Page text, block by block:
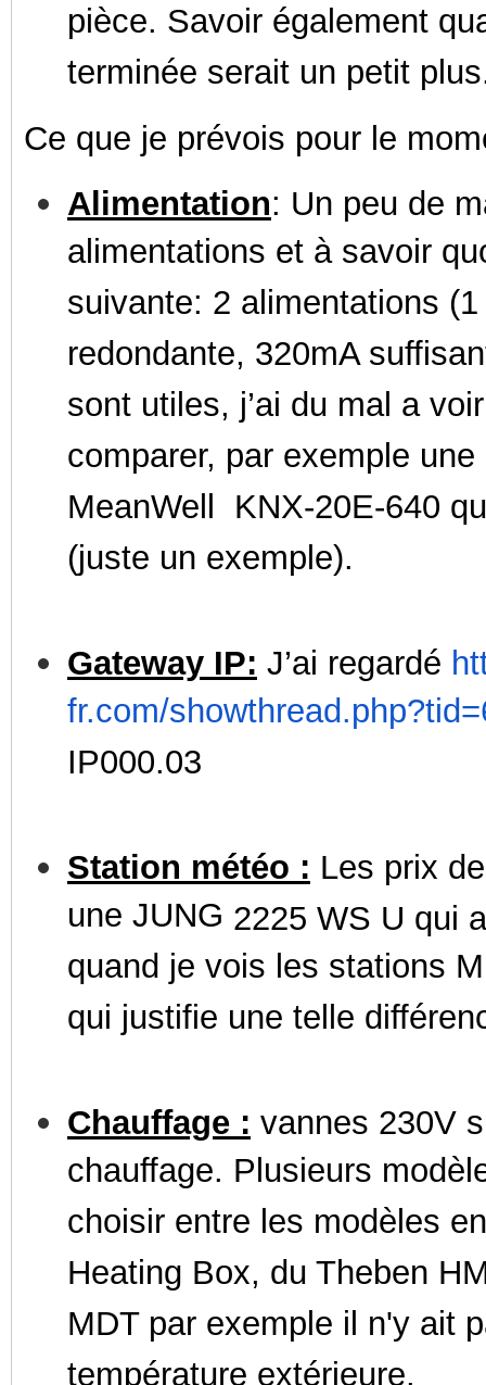
pièce. Savoir également
terminée serait un petit
Ce que je prévois pour le
Alimentation: Un peu de
alimentations et à savoir
suivante: 2 alimentations
redondante, 320mA
sont utiles, j’ai du mal a
comparer, par exemple
MeanWell KNX-20E-640
(juste un exemple).
Gateway IP: J’ai regardé
fr.com/
IP000.03
Station météo : Les prix
une JUNG 2225 WS U qui
quand je vois les stations
qui justifie une telle
Chauffage : vannes 230V
chauffage. Plusieurs
choisir entre les modèles
Heating Box, du Theben
MDT par exemple il n'y ait
température extérieure.